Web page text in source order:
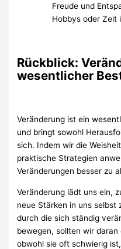
Freude und
Hobbys oder Zeit
Rückblick:
wesentlicher
Veränderung ist ein
und bringt sowohl
sich. Indem wir die
praktische Strategien
Veränderungen besser zu
Veränderung lädt uns ein,
neue Stärken in uns selbst
durch die sich ständig
bewegen, sollten wir daran
obwohl sie oft schwierig